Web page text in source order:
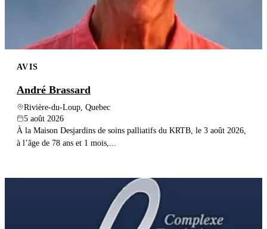
AVIS
André Brassard
Rivière-du-Loup, Quebec
5 août 2026
À la Maison Desjardins de soins palliatifs du KRTB, le 3 août 2026,
à l’âge de 78 ans et 1 mois,...